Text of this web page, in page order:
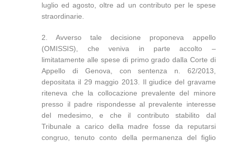
luglio ed agosto, oltre ad un contributo per le spese
straordinarie.
2. Avverso tale decisione proponeva appello
(OMISSIS), che veniva in parte accolto –
limitatamente alle spese di primo grado dalla Corte di
Appello di Genova, con sentenza n. 62/2013,
depositata il 29 maggio 2013. Il giudice del gravame
riteneva che la collocazione prevalente del minore
presso il padre rispondesse al prevalente interesse
del medesimo, e che il contributo stabilito dal
Tribunale a carico della madre fosse da reputarsi
congruo, tenuto conto della permanenza del figlio